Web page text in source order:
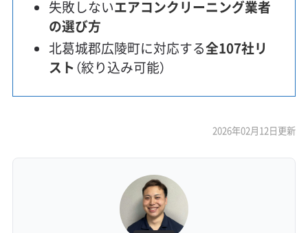
失敗しないエアコンクリーニング業者
の選び方
北葛城郡広陵町に対応する全107社リ
スト （絞り込み可能）
2026年02月12日更新